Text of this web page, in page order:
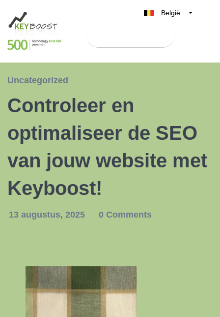
België
Nederland
Uncategorized
Controleer en
optimaliseer de SEO
van jouw website met
Keyboost!
13 augustus, 2025 0 Comments